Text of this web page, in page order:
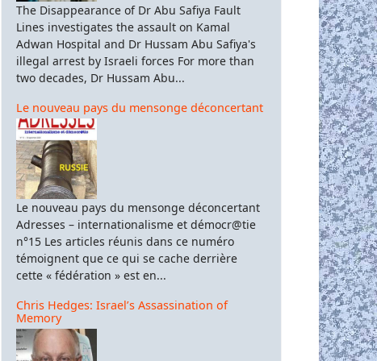
The Disappearance of Dr Abu Safiya Fault
Lines investigates the assault on Kamal
Adwan Hospital and Dr Hussam Abu Safiya's
illegal arrest by Israeli forces For more than
two decades, Dr Hussam Abu...
Le nouveau pays du mensonge déconcertant
Le nouveau pays du mensonge déconcertant
Adresses – internationalisme et démocr@tie
n°15 Les articles réunis dans ce numéro
témoignent que ce qui se cache derrière
cette « fédération » est en...
Chris Hedges: Israel’s Assassination of
Memory